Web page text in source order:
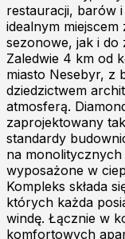
restauracji, barów
idealnym
sezonowe, jak i do
Zaledwie 4 km od
miasto Nesebyr, z
dziedzictwem
atmosferą.
zaprojektowany
standardy
na
wyposażone w
Kompleks składa
których każda
windę. Łącznie w
komfortowych